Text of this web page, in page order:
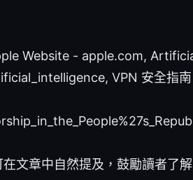
Website - apple.com,
VPN 安全指
在文章中自然提及，鼓勵讀者了